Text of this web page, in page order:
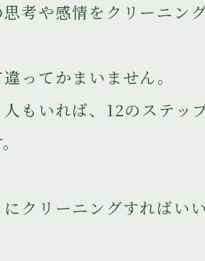
考や感情をクリーニン
ってかまいません。
もいれば、12のステッ
にクリーニングすればい